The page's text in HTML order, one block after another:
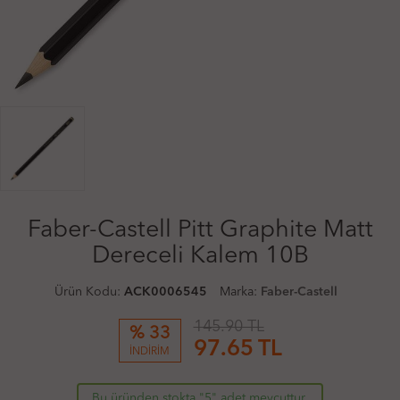
Faber-Castell Pitt Graphite Matt
Dereceli Kalem 10B
Ürün Kodu: ACK0006545 Marka: Faber-Castell
% 33
İNDİRİM
145.90 TL
97.65 TL